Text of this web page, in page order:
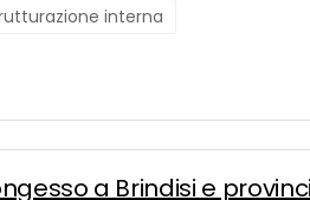
interna
a Brindisi e